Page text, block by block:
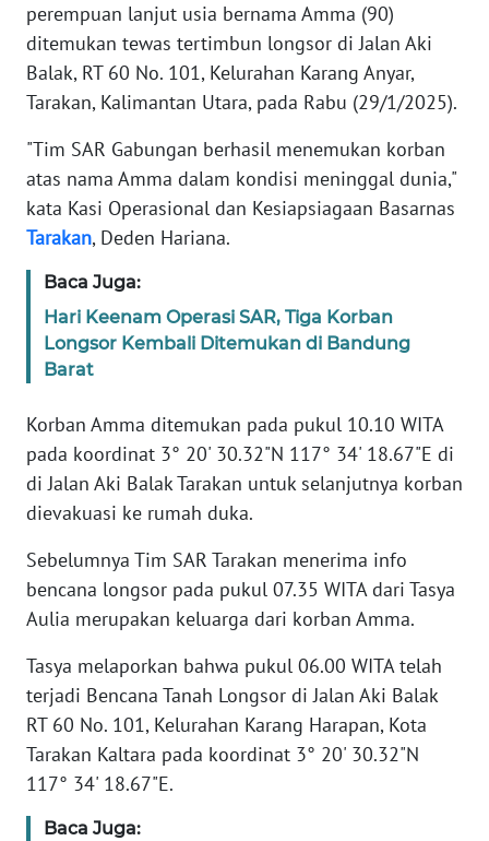
perempuan lanjut usia bernama Amma (90)
ditemukan tewas tertimbun longsor di Jalan Aki
Balak, RT 60 No. 101, Kelurahan Karang Anyar,
Tarakan, Kalimantan Utara, pada Rabu (29/1/2025).
"Tim SAR Gabungan berhasil menemukan korban
atas nama Amma dalam kondisi meninggal dunia,"
kata Kasi Operasional dan Kesiapsiagaan Basarnas
Tarakan, Deden Hariana.
Baca Juga:
Hari Keenam Operasi SAR, Tiga Korban
Longsor Kembali Ditemukan di Bandung
Barat
Korban Amma ditemukan pada pukul 10.10 WITA
pada koordinat 3° 20' 30.32"N 117° 34' 18.67"E di
di Jalan Aki Balak Tarakan untuk selanjutnya korban
dievakuasi ke rumah duka.
Sebelumnya Tim SAR Tarakan menerima info
bencana longsor pada pukul 07.35 WITA dari Tasya
Aulia merupakan keluarga dari korban Amma.
Tasya melaporkan bahwa pukul 06.00 WITA telah
terjadi Bencana Tanah Longsor di Jalan Aki Balak
RT 60 No. 101, Kelurahan Karang Harapan, Kota
Tarakan Kaltara pada koordinat 3° 20' 30.32"N
117° 34' 18.67"E.
Baca Juga:
REDAKSI
KARIR
Wahana
News
Regional
WN
SUMUT
WN
WN
WN
BANTEN
WN
NTT
WN
KEPRI
PAPUA